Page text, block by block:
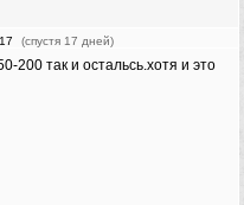
(спустя 17 дней)
200 так и остальсь.хотя и это